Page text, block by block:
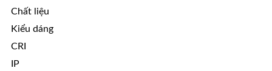
Chất liệu
Kiểu dáng
CRI
IP